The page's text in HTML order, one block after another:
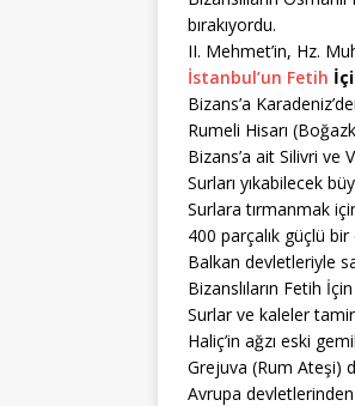
bırakıyordu.
II. Mehmet’in, Hz.
İstanbul’un Fetih
Bizans’a
Rumeli Hisarı
Bizans’a ait Silivri ve
Surları yıkabilecek
Surlara tırmanmak
400 parçalık güçlü
Balkan devletleriyle
Bizanslıların Fetih İçin
Surlar ve kaleler
Haliç’in ağzı eski
Grejuva (Rum Ateşi)
Avrupa